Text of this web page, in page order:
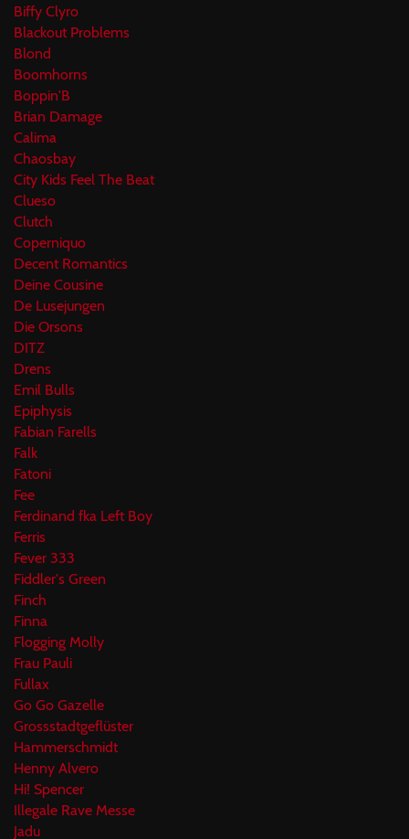
Biffy Clyro
Blackout Problems
Blond
Boomhorns
Boppin'B
Brian Damage
Calima
Chaosbay
City Kids Feel The Beat
Clueso
Clutch
Coperniquo
Decent Romantics
Deine Cousine
De Lusejungen
Die Orsons
DITZ
Drens
Emil Bulls
Epiphysis
Fabian Farells
Falk
Fatoni
Fee
Ferdinand fka Left Boy
Ferris
Fever 333
Fiddler's Green
Finch
Finna
Flogging Molly
Frau Pauli
Fullax
Go Go Gazelle
Grossstadtgeflüster
Hammerschmidt
Henny Alvero
Hi! Spencer
Illegale Rave Messe
Jadu